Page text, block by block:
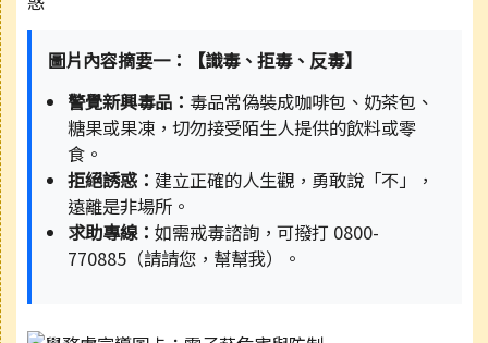
圖片內容摘要一：【識毒、拒毒、反毒】
警覺新興毒品： 毒品常偽裝成咖啡包、奶茶包、
糖果或果凍，切勿接受陌生人提供的飲料或零
食。
拒絕誘惑： 建立正確的人生觀，勇敢說「不」，
遠離是非場所。
求助專線：如需戒毒諮詢，可撥打 0800-
770885（請請您，幫幫我）。